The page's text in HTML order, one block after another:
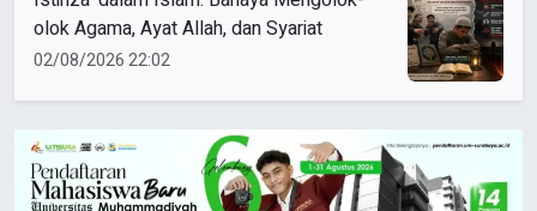
olok Agama, Ayat Allah, dan Syariat
02/08/2026 22:02